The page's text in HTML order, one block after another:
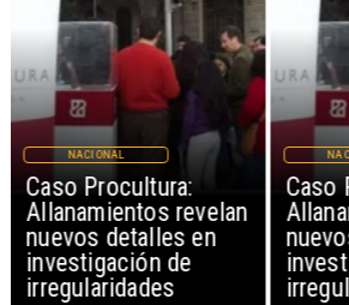
Caso Procultura:
Allanamientos revelan
nuevos detalles en
investigación de
irregularidades
NACIONAL
Caso